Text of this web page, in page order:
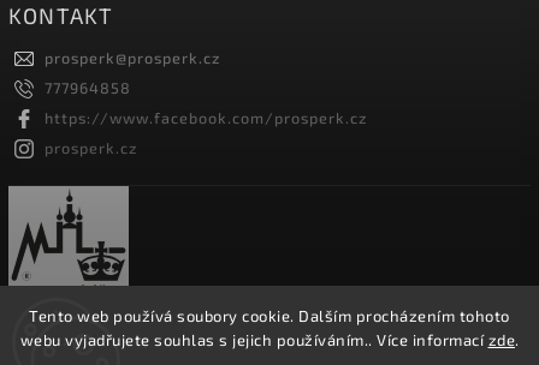
Tento web používá soubory cookie. Dalším procházením tohoto
webu vyjadřujete souhlas s jejich používáním.. Více informacízde.
KONTAKT
prosperk@prosperk.cz
777964858
https://www.facebook.com/prosperk.cz
prosperk.cz